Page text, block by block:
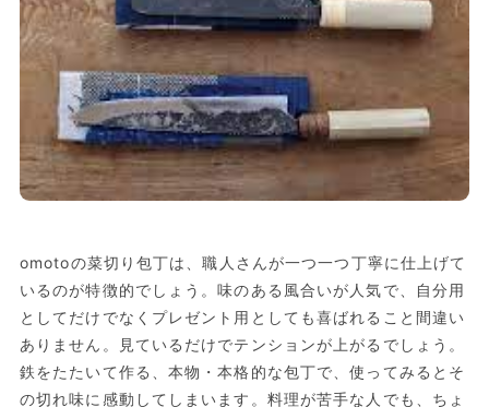
omotoの菜切り包丁は、職人さんが一つ一つ丁寧に仕上げて
いるのが特徴的でしょう。味のある風合いが人気で、自分用
としてだけでなくプレゼント用としても喜ばれること間違い
ありません。見ているだけでテンションが上がるでしょう。
鉄をたたいて作る、本物・本格的な包丁で、使ってみるとそ
の切れ味に感動してしまいます。料理が苦手な人でも、ちょ